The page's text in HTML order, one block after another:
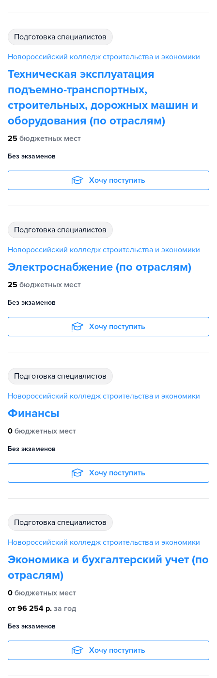
подготовка специалистов
Новороссийский колледж строительства и экономики
Техническая эксплуатация
подъемно-транспортных,
строительных, дорожных машин и
оборудования (по отраслям)
25 бюджетных мест
Без экзаменов
Хочу поступить
подготовка специалистов
Новороссийский колледж строительства и экономики
Электроснабжение (по отраслям)
25 бюджетных мест
Без экзаменов
Хочу поступить
подготовка специалистов
Новороссийский колледж строительства и экономики
Финансы
0 бюджетных мест
Без экзаменов
Хочу поступить
подготовка специалистов
Новороссийский колледж строительства и экономики
Экономика и бухгалтерский учет (по
отраслям)
0 бюджетных мест
от 96 254 р. за год
Без экзаменов
Хочу поступить